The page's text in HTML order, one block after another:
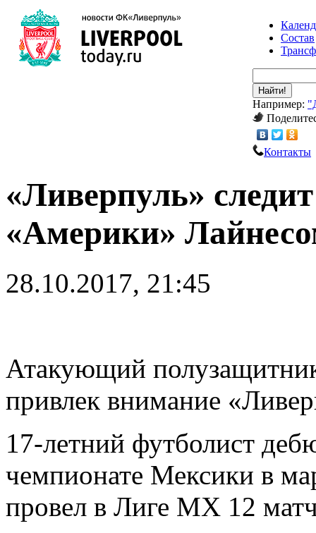
Состав
Найти!
Например:
Контакты
«Ливерпуль»
«Америки»
28.10.2017, 21:45
Атакующий
привлек внимание
17-летний футболист
чемпионате Мексики в
провел в Лиге MX 12